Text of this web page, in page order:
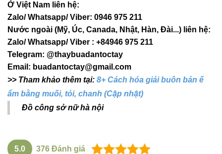
Ở Việt Nam liên hệ:
Zalo/ Whatsapp/ Viber: 0946 975 211
Nước ngoài (Mỹ, Úc, Canada, Nhật, Hàn, Đài...) liên hệ:
Zalo/ Whatsapp/ Viber : +84946 975 211
Telegram: @thaybuadantoctay
Email: buadantoctay@gmail.com
>> Tham khảo thêm tại: 8+ Cách hóa giải buôn bán ế
ẩm bằng muối, tỏi, chanh (Cập nhật)
Đồ công sở nữ hà nội
5.0 376 Đánh giá